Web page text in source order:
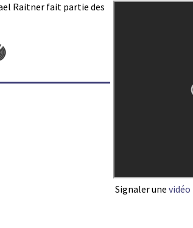
Raitner fait partie des
Signaler une